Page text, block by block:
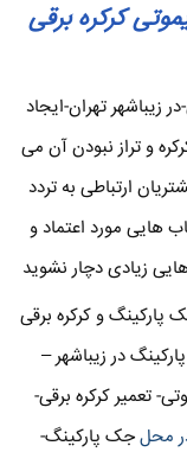
کرکره برقی
زیباشهر تهران-ایجاد
و تراز نبودن آن می
ارتباطی به تردد
هایی مورد اعتماد و
زیادی دچار نشوید
و کرکره برقی
در زیباشهر –
تعمیر کرکره برقی-
محلجک پارکینگ-